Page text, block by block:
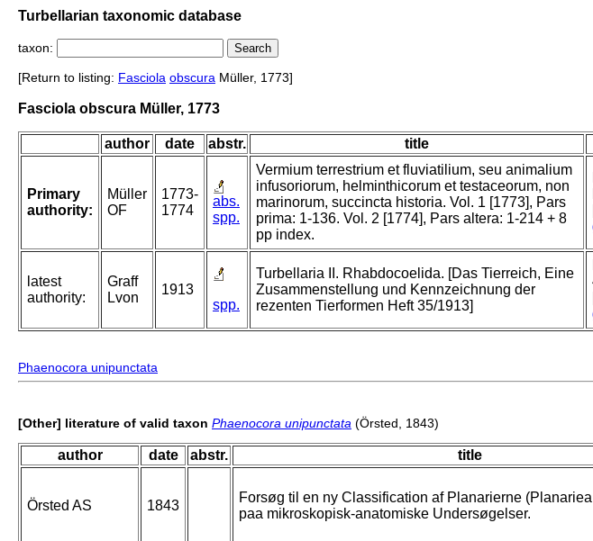
Turbellarian taxonomic database
taxon:
[Return to listing: Fasciola obscura Müller, 1773]
Fasciola obscura Müller, 1773
author date abstr. title
Primary
authority:
Müller
OF
1773-
1774
abs.
spp.
Vermium terrestrium et fluviatilium, seu animalium
infusoriorum, helminthicorum et testaceorum, non
marinorum, succincta historia. Vol. 1 [1773], Pars
prima: 1-136. Vol. 2 [1774], Pars altera: 1-214 + 8
pp index.
latest
authority:
Graff
Lvon
1913
spp.
Turbellaria II. Rhabdocoelida. [Das Tierreich, Eine
Zusammenstellung und Kennzeichnung der
rezenten Tierformen Heft 35/1913]
Phaenocora unipunctata
[Other] literature of valid taxon Phaenocora unipunctata (Örsted, 1843)
author date abstr. title
Örsted AS 1843
Forsøg til en ny Classification af Planarierne
paa mikroskopisk-anatomiske Undersøgelser.